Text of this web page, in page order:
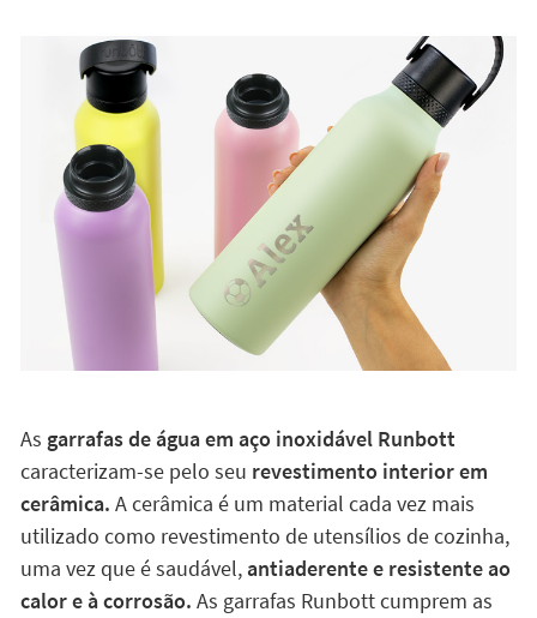
As garrafas de água em aço inoxidável Runbott
caracterizam-se pelo seu revestimento interior em
cerâmica. A cerâmica é um material cada vez mais
utilizado como revestimento de utensílios de cozinha,
uma vez que é saudável,antiaderente e resistente ao
calor e à corrosão. As garrafas Runbott cumprem as